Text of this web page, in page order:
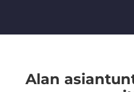
Alan